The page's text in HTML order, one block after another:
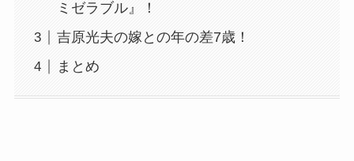
ミゼラブル』！
吉原光夫の嫁との年の差7歳！
まとめ